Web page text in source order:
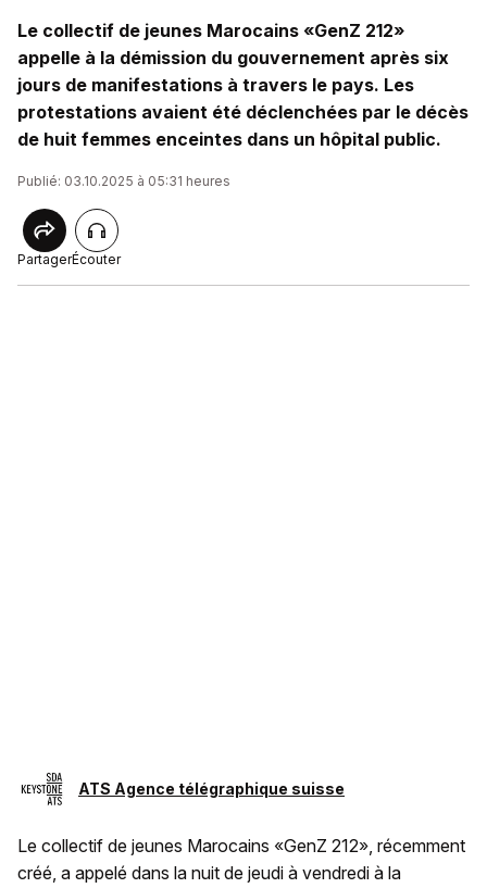
Le collectif de jeunes Marocains «GenZ 212»
appelle à la démission du gouvernement après six
jours de manifestations à travers le pays. Les
protestations avaient été déclenchées par le décès
de huit femmes enceintes dans un hôpital public.
Publié: 03.10.2025 à 05:31 heures
PartagerÉcouter
ATS Agence télégraphique suisse
Le collectif de jeunes Marocains «GenZ 212», récemment
créé, a appelé dans la nuit de jeudi à vendredi à la